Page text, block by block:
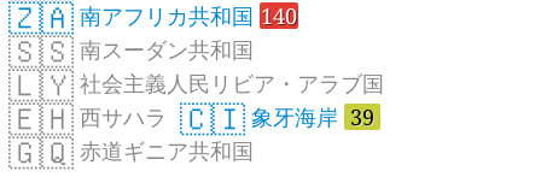
🇿🇦 南アフリカ共和国 140
🇸🇸 南スーダン共和国
🇱🇾 社会主義人民リビア・アラブ国
🇪🇭 西サハラ 🇨🇮 象牙海岸 39
🇬🇶 赤道ギニア共和国